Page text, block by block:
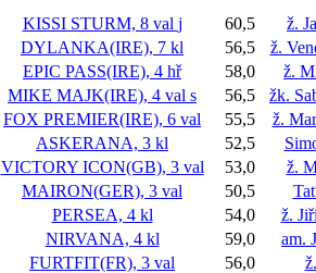
KISSI STURM, 8 val j 60,5
ž.
DYLANKA(IRE), 7 kl 56,5
ž.
EPIC PASS(IRE), 4 hř 58,0
ž.
MIKE MAJK(IRE), 4 val s 56,5
žk.
FOX PREMIER(IRE), 6 val 55,5
ž.
ASKERANA, 3 kl 52,5
VICTORY ICON(GB), 3 val 53,0
ž.
MAIRON(GER), 3 val 50,5
PERSEA, 4 kl 54,0
ž.
NIRVANA, 4 kl 59,0
am.
FURTFIT(FR), 3 val 56,0